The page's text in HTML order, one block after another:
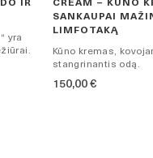
IR
yra
CREAM – KŪNO
SANKAUPAI
LIMFOTAKĄ
Kūno kremas,
stangrinantis odą.
150,00 €